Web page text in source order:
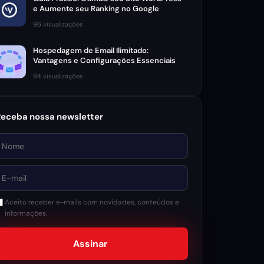
e Aumente seu Ranking no Google
96 visualizações
Hospedagem de Email Ilimitado:
Vantagens e Configurações Essenciais
94 visualizações
nossa newsletter
Aceito receber e-mails com novidades, conteúdos e
informações.
Assinar